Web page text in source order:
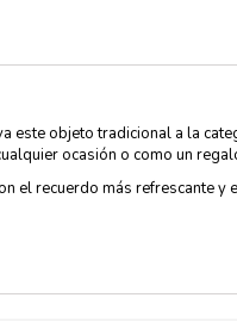
este objeto tradicional a la
ocasión o como un
el recuerdo más refrescante y